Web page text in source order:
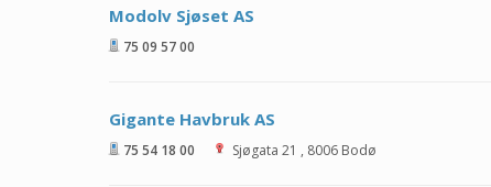
Modolv Sjøset AS
75 09 57 00
Gigante Havbruk AS
75 54 18 00 Sjøgata 21 , 8006 Bodø